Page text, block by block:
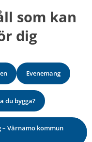
som kan
dig
Evenemang
du bygga?
Värnamo kommun